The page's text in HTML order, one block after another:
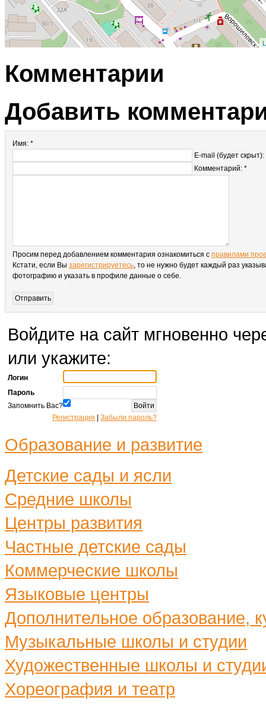
Комментарии
Добавить
Имя: *
E-mail (будет скрыт):
Комментарий: *
Просим перед добавлением комментария ознакомиться с правилами
Кстати, если Вы зарегистрируетесь, то не нужно будет каждый раз
фотографию и указать в профиле данные о себе.
Войдите на сайт мгновенно
или укажите:
Логин
Пароль
Запомнить Вас?
Регистрация
Забыли пароль?
Образование и развитие
Детские сады и ясли
Средние школы
Центры развития
Частные детские сады
Коммерческие школы
Языковые центры
Дополнительное образование,
Музыкальные школы и студии
Художественные школы и
Хореография и театр